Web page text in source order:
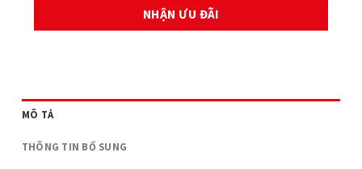
NHẬN ƯU ĐÃI
MÔ TẢ
THÔNG TIN BỔ SUNG